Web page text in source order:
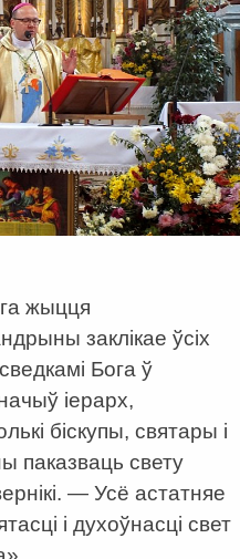
жыцця
заклікае ўсіх
Бога ў
іерарх,
біскупы, святары і
паказваць свету
— Усё астатняе
і духоўнасці свет